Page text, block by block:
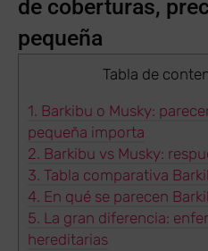
de coberturas,
pequeña
Tabla de
1. Barkibu o Musky:
pequeña importa
2. Barkibu vs Musky:
3. Tabla comparativa
4. En qué se parecen
5. La gran diferencia:
hereditarias